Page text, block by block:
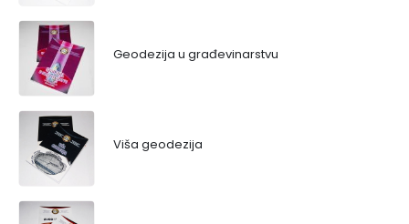
Geodezija u građevinarstvu
Viša geodezija